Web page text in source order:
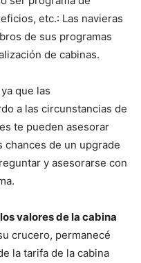
etc.: Las navieras
de sus programas
de cabinas.
ya que las
a las circunstancias de
te pueden asesorar
de un upgrade
y asesorarse con
valores de la cabina
crucero, permanecé
la tarifa de la cabina